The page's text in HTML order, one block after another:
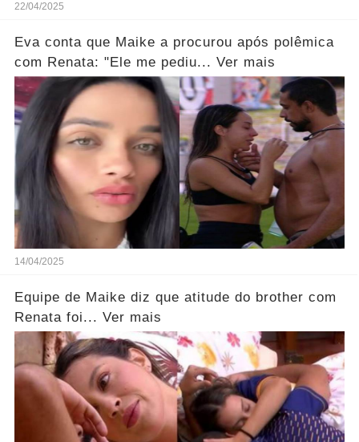
22/04/2025
Eva conta que Maike a procurou após polêmica
com Renata: "Ele me pediu... Ver mais
14/04/2025
Equipe de Maike diz que atitude do brother com
Renata foi... Ver mais